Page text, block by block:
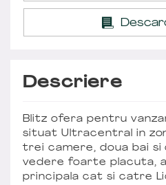
Descriere
Blitz ofera pentru
situat Ultracentral in
trei camere, doua bai si
vedere foarte placuta,
principala cat si catre